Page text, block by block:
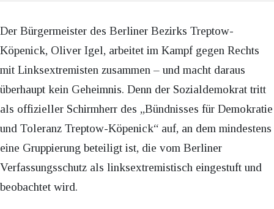
Der Bürgermeister des Berliner Bezirks Treptow-
Köpenick, Oliver Igel, arbeitet im Kampf gegen Rechts
mit Linksextremisten zusammen – und macht daraus
überhaupt kein Geheimnis. Denn der Sozialdemokrat tritt
als offizieller Schirmherr des „Bündnisses für Demokratie
und Toleranz Treptow-Köpenick“ auf, an dem mindestens
eine Gruppierung beteiligt ist, die vom Berliner
Verfassungsschutz als linksextremistisch eingestuft und
beobachtet wird.